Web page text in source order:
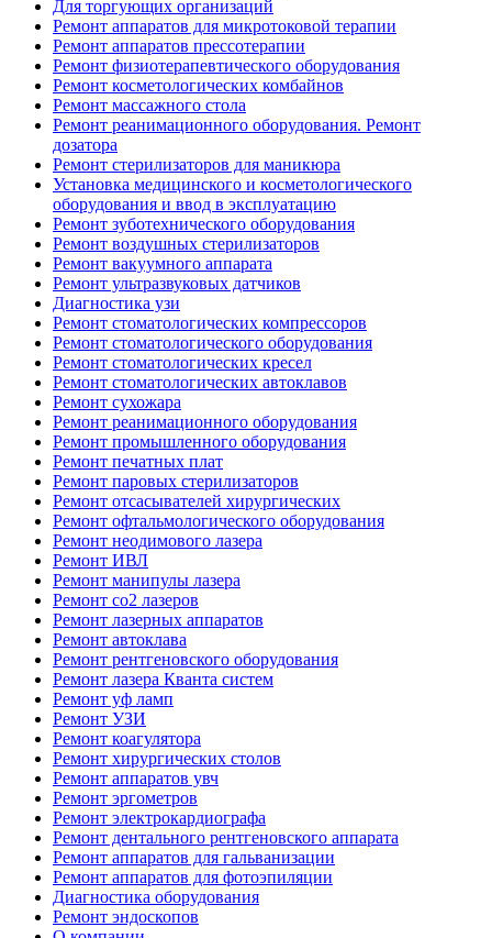
Для торгующих организаций
Ремонт аппаратов для микротоковой терапии
Ремонт аппаратов прессотерапии
Ремонт физиотерапевтического оборудования
Ремонт косметологических комбайнов
Ремонт массажного стола
Ремонт реанимационного оборудования. Ремонт
дозатора
Ремонт стерилизаторов для маникюра
Установка медицинского и косметологического
оборудования и ввод в эксплуатацию
Ремонт зуботехнического оборудования
Ремонт воздушных стерилизаторов
Ремонт вакуумного аппарата
Ремонт ультразвуковых датчиков
Диагностика узи
Ремонт стоматологических компрессоров
Ремонт стоматологического оборудования
Ремонт стоматологических кресел
Ремонт стоматологических автоклавов
Ремонт сухожара
Ремонт реанимационного оборудования
Ремонт промышленного оборудования
Ремонт печатных плат
Ремонт паровых стерилизаторов
Ремонт отсасывателей хирургических
Ремонт офтальмологического оборудования
Ремонт неодимового лазера
Ремонт ИВЛ
Ремонт манипулы лазера
Ремонт co2 лазеров
Ремонт лазерных аппаратов
Ремонт автоклава
Ремонт рентгеновского оборудования
Ремонт лазера Кванта систем
Ремонт уф ламп
Ремонт УЗИ
Ремонт коагулятора
Ремонт хирургических столов
Ремонт аппаратов увч
Ремонт эргометров
Ремонт электрокардиографа
Ремонт дентального рентгеновского аппарата
Ремонт аппаратов для гальванизации
Ремонт аппаратов для фотоэпиляции
Диагностика оборудования
Ремонт эндоскопов